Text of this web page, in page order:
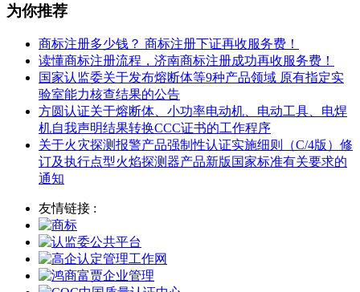
为你推荐
商标注册多少钱？ 商标注册下证再收服务费！
读懂商标注册流程，济南商标注册成功再收服务费！
国家认监委关于发布熔断体等9种产品领域 原有指定实
验室能力核查结果的公告
方圆认证关于熔断体、小功率电动机、电动工具、电焊
机自我声明结果转换CCC证书的工作程序
关于火灾探测报警产品强制性认证实施细则（C/4版）修
订及执行点型火焰探测器产品新版国家标准有关要求的
通知
友情链接 :